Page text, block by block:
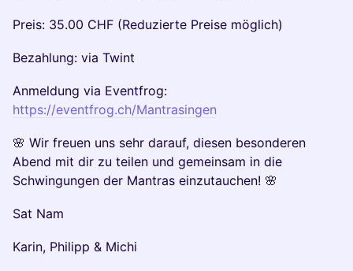
​Preis: 35.00 CHF (Reduzierte Preise möglich)
​Bezahlung: via Twint
​Anmeldung via Eventfrog:
https://eventfrog.ch/Mantrasingen
​🌸 Wir freuen uns sehr darauf, diesen besonderen
Abend mit dir zu teilen und gemeinsam in die
Schwingungen der Mantras einzutauchen! 🌸
​Sat Nam
​Karin, Philipp & Michi